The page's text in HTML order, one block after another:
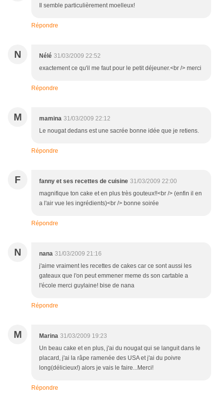
Il semble particulièrement moelleux!
Répondre
N Nélé 31/03/2009 22:52
exactement ce qu'il me faut pour le petit déjeuner.<br /> merci
Répondre
M mamina 31/03/2009 22:12
Le nougat dedans est une sacrée bonne idée que je retiens.
Répondre
F fanny et ses recettes de cuisine 31/03/2009 22:00
magnifique ton cake et en plus très gouteux!!<br /> (enfin il en
a l'air vue les ingrédients)<br /> bonne soirée
Répondre
N nana 31/03/2009 21:16
j'aime vraiment les recettes de cakes car ce sont aussi les
gateaux que l'on peut emmener meme ds son cartable a
l'école merci guylaine! bise de nana
Répondre
M Marina 31/03/2009 19:23
Un beau cake et en plus, j'ai du nougat qui se languit dans le
placard, j'ai la râpe ramenée des USA et j'ai du poivre
long(délicieux!) alors je vais le faire...Merci!
Répondre